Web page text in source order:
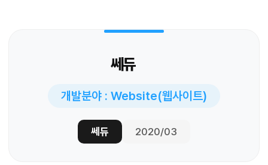
쎄듀
개발분야 : Website(웹사이트)
쎄듀 2020/03